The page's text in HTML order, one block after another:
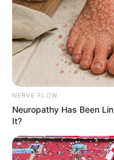
NERVE FLOW
Neuropathy Has Been
It?